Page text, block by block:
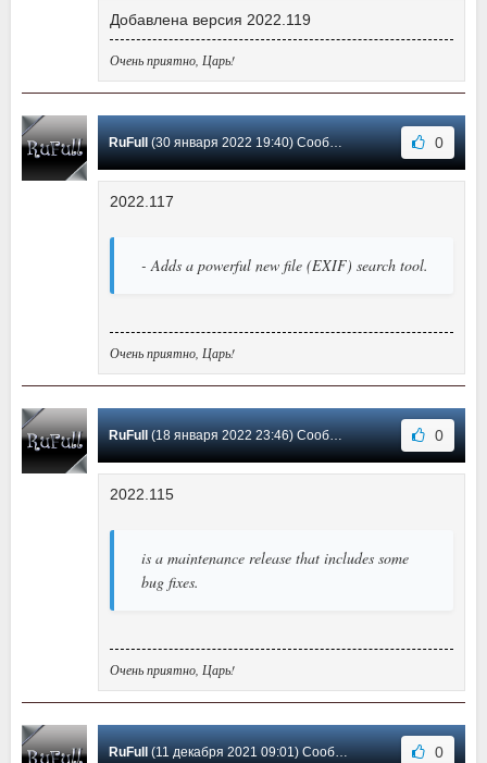
Добавлена версия 2022.119
Очень приятно, Царь!
RuFull (30 января 2022 19:40) Сообщение #53 0
2022.117
- Adds a powerful new file (EXIF) search tool.
Очень приятно, Царь!
RuFull (18 января 2022 23:46) Сообщение #52 0
2022.115
is a maintenance release that includes some
bug fixes.
Очень приятно, Царь!
RuFull (11 декабря 2021 09:01) Сообщение #51 0